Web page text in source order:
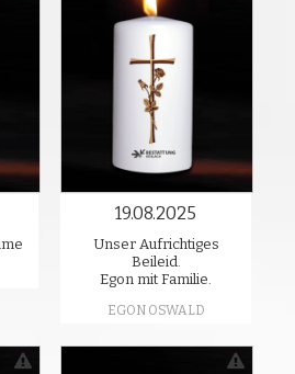
19.08.2025
Unser Aufrichtiges
Beileid.
Egon mit Familie.
EGON OSWALD